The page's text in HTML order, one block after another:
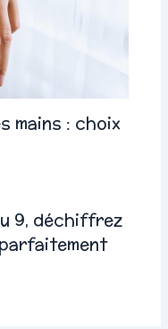
mains : choix
9, déchiffrez